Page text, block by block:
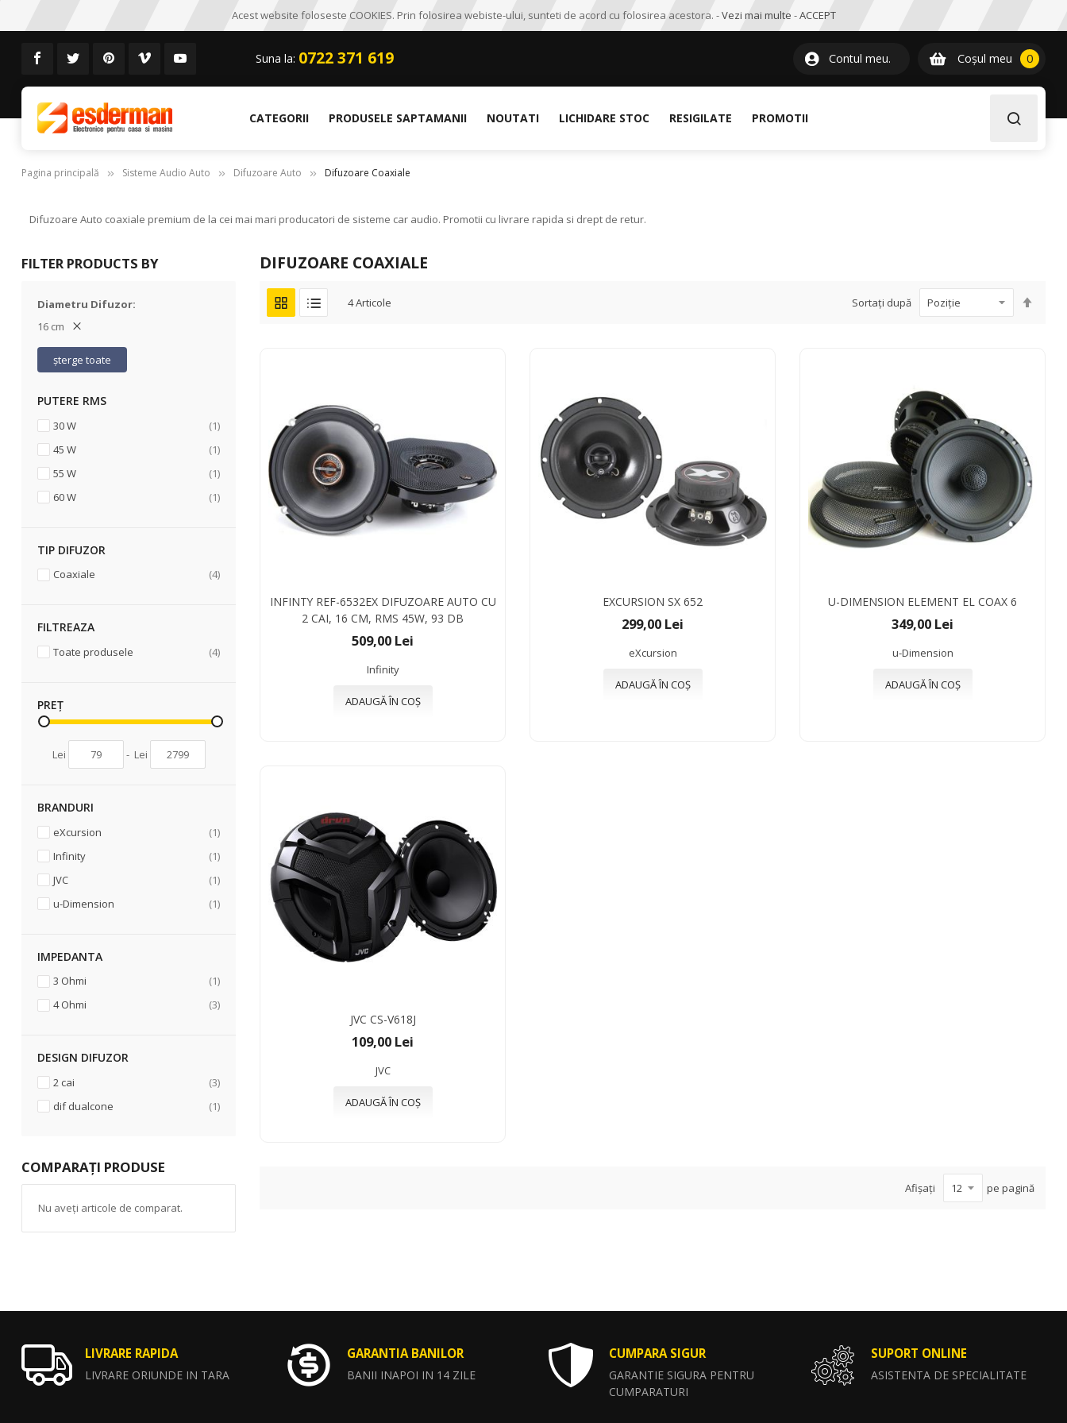
Acest website foloseste COOKIES. Prin folosirea webiste-ului, sunteti de acord cu folosirea acestora. -Vezi mai multe -ACCEPT
Suna la: 0722 371 619 Contul meu. Coșul meu 00item
CATEGORII PRODUSELE SAPTAMANII NOUTATI LICHIDARE STOC RESIGILATE PROMOTII
Pagina principală Sisteme Audio Auto Difuzoare Auto Difuzoare Coaxiale
Difuzoare Auto coaxiale premium de la cei mai mari producatori de sisteme car audio. Promotii cu livrare rapida si drept de retur.
DIFUZOARE COAXIALE
4Articole Sortați după
INFINTY REF-6532EX DIFUZOARE AUTO CU
2 CAI, 16 CM, RMS 45W, 93 DB
509,00 Lei
Infinity
ADAUGĂ ÎN COȘ
EXCURSION SX 652
299,00 Lei
eXcursion
ADAUGĂ ÎN COȘ
U-DIMENSION ELEMENT EL COAX 6
349,00 Lei
u-Dimension
ADAUGĂ ÎN COȘ
JVC CS-V618J
109,00 Lei
JVC
ADAUGĂ ÎN COȘ
Afișați pe pagină
FILTER PRODUCTS BY
Diametru Difuzor
16 cm
șterge toate
PUTERE RMS
30 W 1articol
45 W
1articol
55 W
1articol
60 W
1articol
TIP DIFUZOR
Coaxiale 4articole
FILTREAZA
Toate produsele 4articole
PREȚ
Lei - Lei
BRANDURI
eXcursion 1articol
Infinity
1articol
JVC
1articol
u-Dimension
1articol
IMPEDANTA
3 Ohmi 1articol
4 Ohmi
3articole
DESIGN DIFUZOR
2 cai 3articole
dif dualcone
1articol
COMPARAȚI PRODUSE
Nu aveți articole de comparat.
LIVRARE RAPIDA
LIVRARE ORIUNDE IN TARA
GARANTIA BANILOR
BANII INAPOI IN 14 ZILE
CUMPARA SIGUR
GARANTIE SIGURA PENTRU
CUMPARATURI
SUPORT ONLINE
ASISTENTA DE SPECIALITATE